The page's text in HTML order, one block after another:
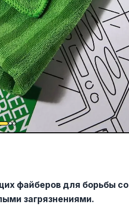
файберов для борьбы со
загрязнениями.